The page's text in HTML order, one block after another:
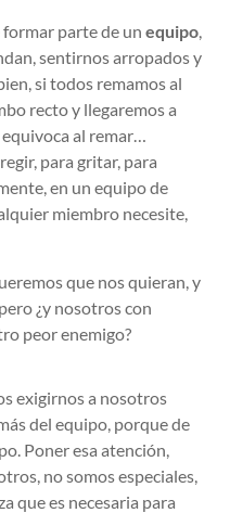
formar parte de unequipo
sentirnos arropados y
si todos remamos al
recto y llegaremos a
al remar…
para gritar, para
en un equipo de
miembro necesite,
que nos quieran, y
, pero ¿y nosotros con
peor enemigo?
exigirnos a nosotros
del equipo, porque de
Poner esa atención,
no somos especiales,
que es necesaria para